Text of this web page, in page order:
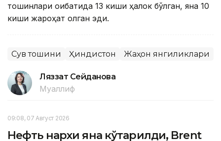
тошқинлари оқибатида 13 киши ҳалок бўлган, яна 10
киши жароҳат олган эди.
Сув тошқини Ҳиндистон Жаҳон янгиликлари
Ляззат Сейданова
Муаллиф
09:08, 07 Август 2026
Нефть нархи яна кўтарилди, Brent